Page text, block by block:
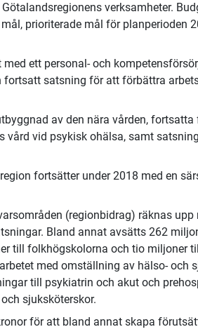
verksamheter.
prioriterade mål för planperioden
ett personal- och
satsning för att förbättra
av den nära vården,
vid psykisk ohälsa, samt
fortsätter under 2018 med en
(regionbidrag) räknas upp
Bland annat avsätts 262
till folkhögskolorna och tio miljoner
med omställning av hälso- och
till psykiatrin och akut och
sjuksköterskor.
för att bland annat skapa